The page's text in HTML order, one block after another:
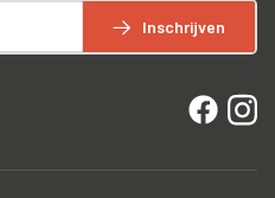
Inschrijven